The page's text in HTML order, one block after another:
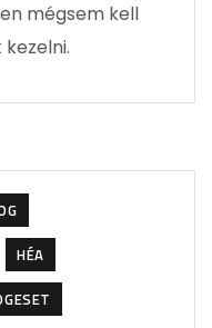
mégsem kell
HÉA